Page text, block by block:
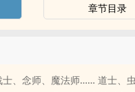
章节目录
士、念师、魔法师…… 道士、